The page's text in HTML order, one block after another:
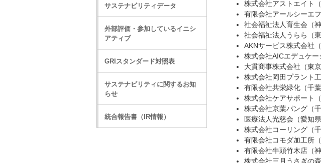
株式会社アストエイト
有限会社アールシーエ
社会福祉法人育生会（
社会福祉法人うらら（東
AKNサービス株式会社
株式会社AICエデュケー
大貫商事株式会社（東京
株式会社岡田プラント
有限会社共栄緑化（千葉
株式会社ケアサポート
株式会社京葉パング（
医療法人光慈会（愛知県
株式会社コーリング（
有限会社コモダ加工所
有限会社牛頭竹木店（
株式会社三月うさぎの
サステナビリティデータ
外部評価・参加しているイニシ
アティブ
GRIスタンダード対照表
サステナビリティに関するお知
らせ
統合報告書（IR情報）